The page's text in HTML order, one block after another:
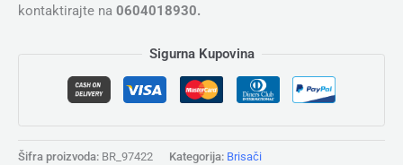
kontaktirajte na 0604018930.
Sigurna Kupovina
Šifra proizvoda: BR_97422 Kategorija: Brisači